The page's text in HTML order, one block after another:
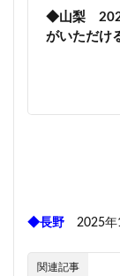
◆山梨
がいただけ
◆長野 2025年
関連記事